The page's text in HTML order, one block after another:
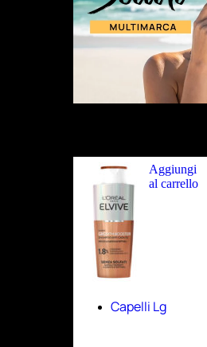
Aggiungi
al carrello
Capelli Lg